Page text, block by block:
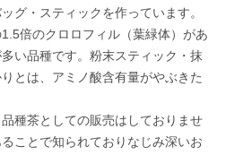
グ・スティックを作っています。
倍のクロロフィル（葉緑体）があ
い品種です。粉末スティック・抹
とは、アミノ酸含有量がやぶきた
種茶としての販売はしておりませ
ことで知られておりなじみ深いお